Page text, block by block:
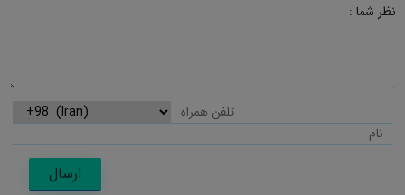
نظر شما :
ارسال